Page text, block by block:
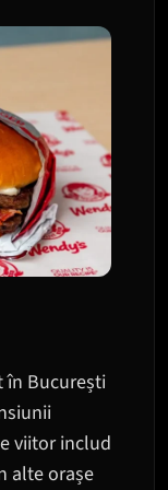
în București
viitor includ
alte orașe